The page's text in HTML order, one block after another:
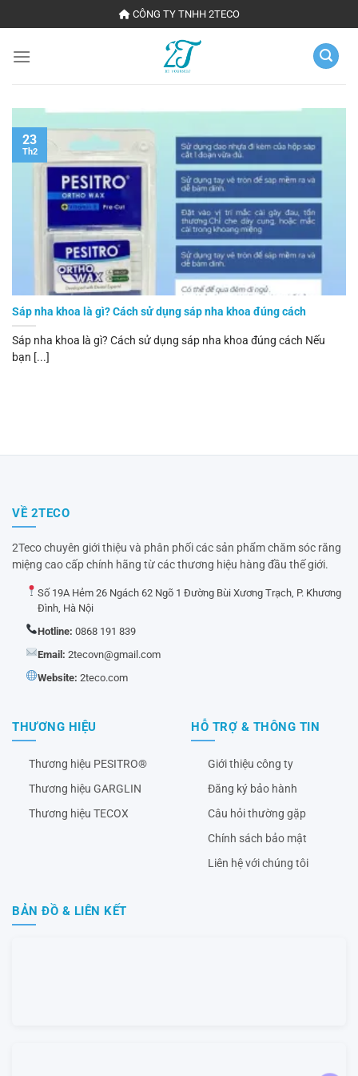
đến
nội
CÔNG TY TNHH 2TECO
Sáp nha khoa là gì? Cách sử dụng sáp nha khoa đúng cách
Sáp nha khoa là gì? Cách sử dụng sáp nha khoa đúng cách Nếu
bạn [...]
23
Th2
VỀ 2TECO
2Teco chuyên giới thiệu và phân phối các sản phẩm chăm sóc răng
miệng cao cấp chính hãng từ các thương hiệu hàng đầu thế giới.
Số 19A Hẻm 26 Ngách 62 Ngõ 1 Đường Bùi Xương Trạch, P. Khương
Đình, Hà Nội
Hotline: 0868 191 839
Email: 2tecovn@gmail.com
Website: 2teco.com
THƯƠNG HIỆU
Thương hiệu PESITRO®
Thương hiệu GARGLIN
Thương hiệu TECOX
HỖ TRỢ & THÔNG TIN
Giới thiệu công ty
Đăng ký bảo hành
Câu hỏi thường gặp
Chính sách bảo mật
Liên hệ với chúng tôi
BẢN ĐỒ & LIÊN KẾT